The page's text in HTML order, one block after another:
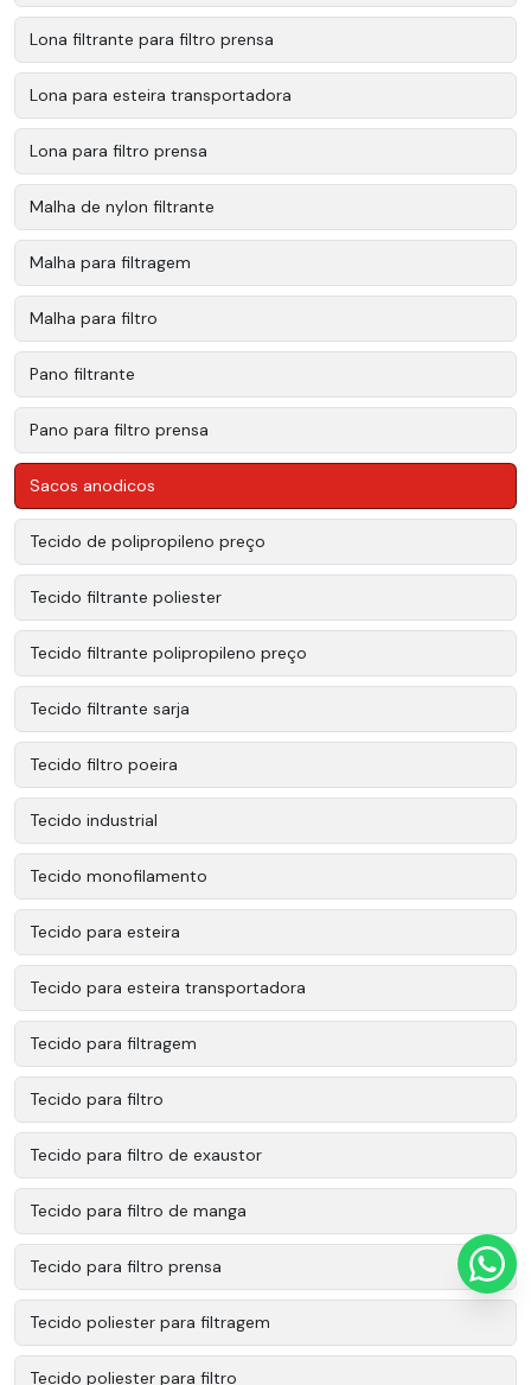
Lona filtrante para filtro prensa
Lona para esteira transportadora
Lona para filtro prensa
Malha de nylon filtrante
Malha para filtragem
Malha para filtro
Pano filtrante
Pano para filtro prensa
Sacos anodicos
Tecido de polipropileno preço
Tecido filtrante poliester
Tecido filtrante polipropileno preço
Tecido filtrante sarja
Tecido filtro poeira
Tecido industrial
Tecido monofilamento
Tecido para esteira
Tecido para esteira transportadora
Tecido para filtragem
Tecido para filtro
Tecido para filtro de exaustor
Tecido para filtro de manga
Tecido para filtro prensa
Tecido poliester para filtragem
Tecido poliester para filtro